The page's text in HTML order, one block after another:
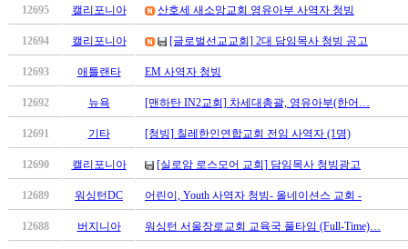
minky
합
체
안
브
국
주
12695 캘리포니아 산호세 새소망교회 영유아부 사역자 청빙
12694 캘리포니아 [글로벌선교교회] 2대 담임목사 청빙 공고
12693 애틀랜타 EM 사역자 청빙
12692 뉴욕 [맨하탄 IN2교회] 차세대총괄, 영유아부(한어…
12691 기타 [청빙] 칠레한인연합교회 전임 사역자 (1명)
12690 캘리포니아 [실로암 로스모어 교회] 담임목사 청빙광고
12689 워싱턴DC 어린이, Youth 사역자 청빙- 올네이션스 교회 -
12688 버지니아 워싱턴 서울장로교회 교육국 풀타임 (Full-Time)…